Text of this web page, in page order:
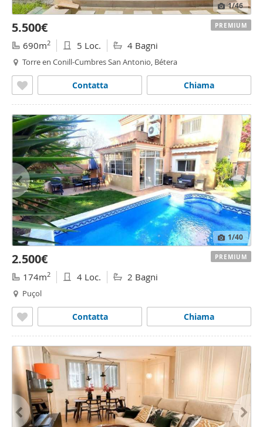
1/46
5.500€
690m2 5 Loc. 4 Bagni
Torre en Conill-Cumbres San Antonio, Bétera
Chiama
Contatta
PREMIUM
1/40
2.500€
174m2 4 Loc. 2 Bagni
Puçol
Chiama
Contatta
PREMIUM